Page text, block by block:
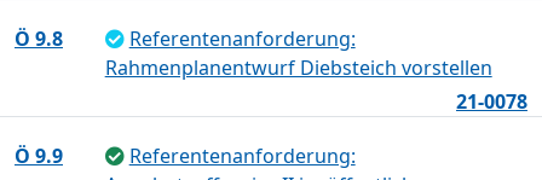
Ö 9.8
Referentenanforderung:
Rahmenplanentwurf Diebsteich vorstellen
21-0078
Ö 9.9
Referentenanforderung: